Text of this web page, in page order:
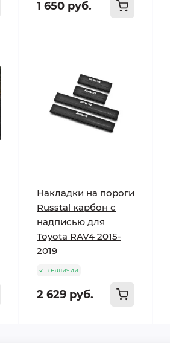
1 650 руб.
Накладки на пороги
Russtal карбон с
надписью для
Toyota RAV4 2015-
2019
в наличии
2 629 руб.